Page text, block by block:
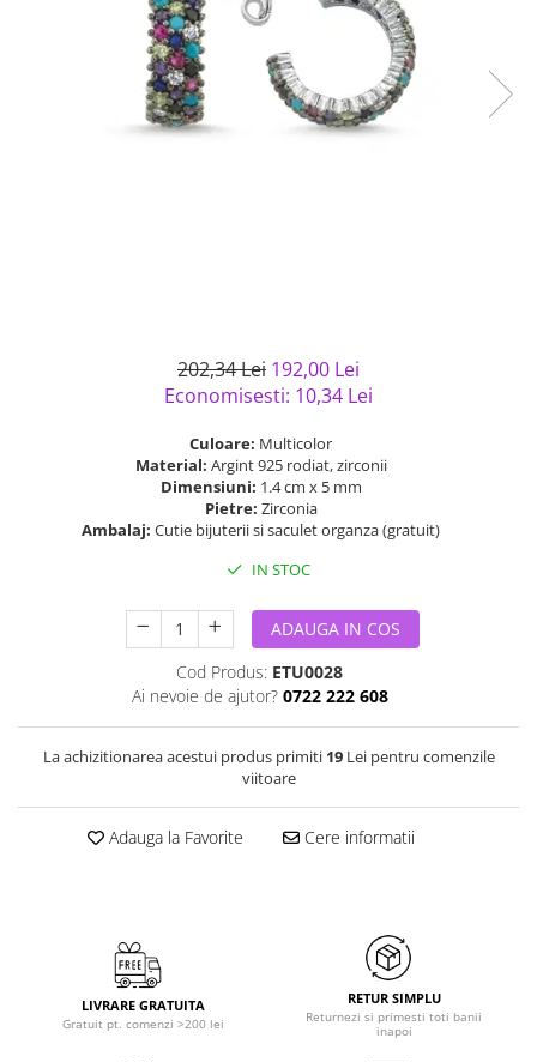
Bijuterii argint placat cu aur
Bijuterii argint cu diverse
Bijuterii gotice si rock
Bijuterii Handmade
202,34 Lei 192,00 Lei
Economisesti: 10,34 Lei
Culoare: Multicolor
Material: Argint 925 rodiat, zirconii
Dimensiuni: 1.4 cm x 5 mm
Pietre: Zirconia
Ambalaj: Cutie bijuterii si saculet organza (gratuit)
IN STOC
ADAUGA IN COS
Cod Produs: ETU0028
Ai nevoie de ajutor? 0722 222 608
La achizitionarea acestui produs primiti 19Lei pentru comenzile
viitoare
Adauga la Favorite Cere informatii
LIVRARE GRATUITA
Gratuit pt. comenzi >200 lei
RETUR SIMPLU
Returnezi si primesti toti banii
inapoi